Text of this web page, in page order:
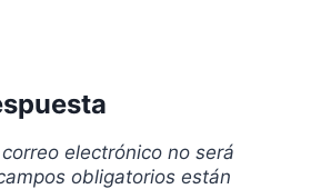
electrónico no será
obligatorios están